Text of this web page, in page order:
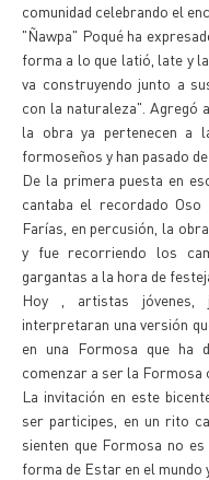
comunidad celebrando el
"Ñawpa" Poqué ha
forma a lo que latió, late y
va construyendo junto a
con la naturaleza". Agregó
la obra ya pertenecen a
formoseños y han pasado
De la primera puesta en
cantaba el recordado
Farías, en percusión, la
y fue recorriendo los
gargantas a la hora de
Hoy , artistas jóvenes,
interpretaran una versión
en una Formosa que ha
comenzar a ser la Formosa
La invitación en este
ser participes, en un rito
sienten que Formosa no
forma de Estar en el